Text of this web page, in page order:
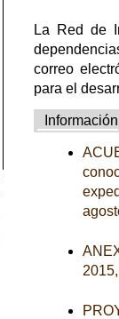
La Red de
correo
para el
Información